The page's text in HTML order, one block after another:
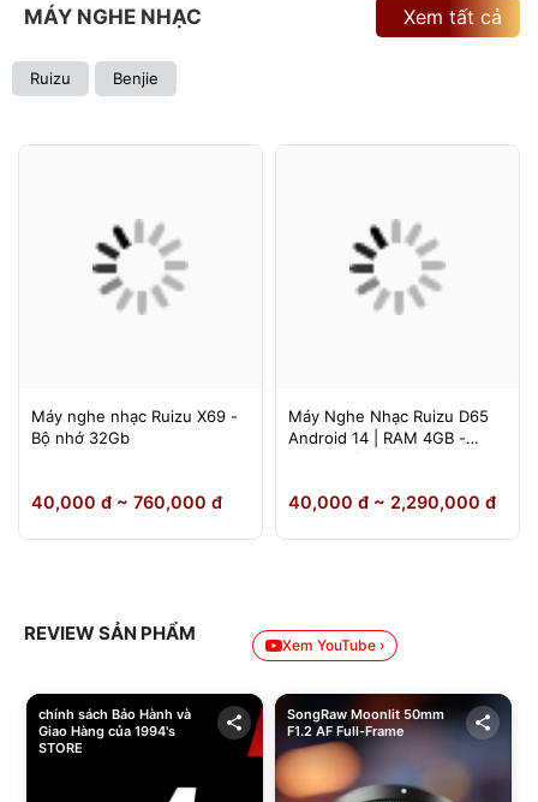
MÁY NGHE NHẠC
Ruizu Benjie
Xem tất cả
Máy nghe nhạc Ruizu X69 -
Bộ nhớ 32Gb
40,000 đ ~ 760,000 đ
Máy Nghe Nhạc Ruizu D65
Android 14 | RAM 4GB -
64GB Chính Hãng
40,000 đ ~ 2,290,000 đ
REVIEW SẢN PHẨM
Xem YouTube ›
chính sách Bảo Hành và
Giao Hàng của 1994's
STORE
SongRaw Moonlit 50mm
F1.2 AF Full-Frame